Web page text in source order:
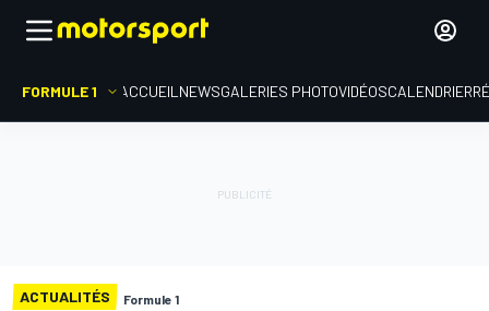
FORMULE 1 ACCUEIL NEWSGALERIES PHOTOVIDÉOSCALENDRIER
ACTUALITÉS Formule 1